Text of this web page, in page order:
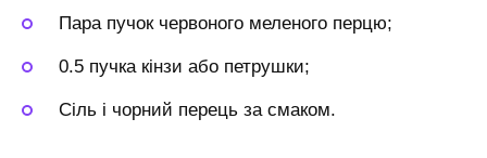
Пара пучок червоного меленого перцю;
0.5 пучка кінзи або петрушки;
Сіль і чорний перець за смаком.